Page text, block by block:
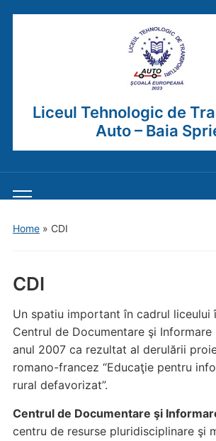
Liceul Tehnologic de
Auto – Baia
Toggle
Home» CDI
CDI
Un spatiu important în cadrul liceului
Centrul de Documentare şi
anul 2007 ca rezultat al derulării
romano-francez “Educaţie pentru
rural defavorizat”.
Centrul de Documentare şi
centru de resurse pluridisciplinare şi